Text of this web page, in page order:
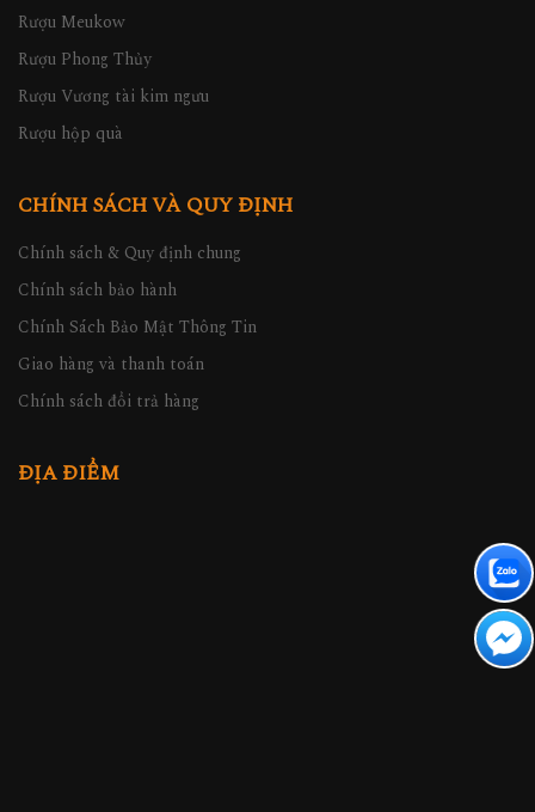
Rượu Meukow
Rượu Phong Thủy
Rượu Vương tài kim ngưu
Rượu hộp quà
CHÍNH SÁCH VÀ QUY ĐỊNH
Chính sách & Quy định chung
Chính sách bảo hành
Chính Sách Bảo Mật Thông Tin
Giao hàng và thanh toán
Chính sách đổi trả hàng
ĐỊA ĐIỂM